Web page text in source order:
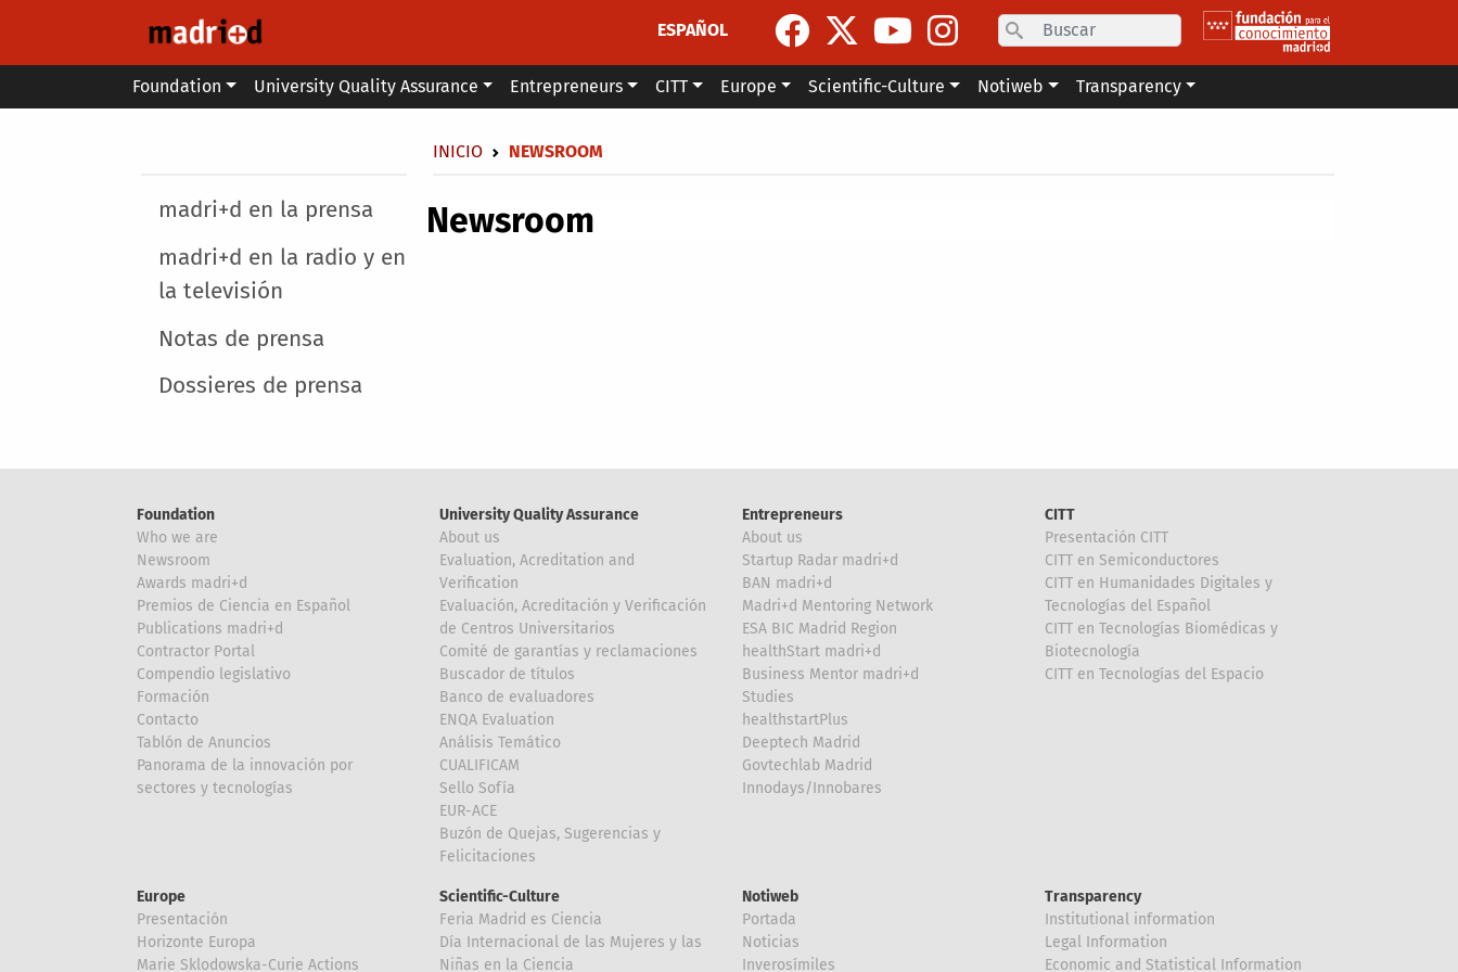
ESPAÑOL
Search
Main menu
Foundation University Quality Assurance Entrepreneurs CITT Europe Scientific-Culture Notiweb Transparency
Breadcrumb
INICIO NEWSROOM
Main menu
madri+d en la prensa
madri+d en la radio y en
la televisión
Notas de prensa
Dossieres de prensa
Newsroom
Foundation
Who we are
Newsroom
Awards madri+d
Premios de Ciencia en Español
Publications madri+d
Contractor Portal
Compendio legislativo
Formación
Contacto
Tablón de Anuncios
Panorama de la innovación por
sectores y tecnologías
University Quality Assurance
About us
Evaluation, Acreditation and
Verification
Evaluación, Acreditación y Verificación
de Centros Universitarios
Comité de garantías y reclamaciones
Buscador de títulos
Banco de evaluadores
ENQA Evaluation
Análisis Temático
CUALIFICAM
Sello Sofía
EUR-ACE
Buzón de Quejas, Sugerencias y
Felicitaciones
Entrepreneurs
About us
Startup Radar madri+d
BAN madri+d
Madri+d Mentoring Network
ESA BIC Madrid Region
healthStart madri+d
Business Mentor madri+d
Studies
healthstartPlus
Deeptech Madrid
Govtechlab Madrid
Innodays/Innobares
CITT
Presentación CITT
CITT en Semiconductores
CITT en Humanidades Digitales y
Tecnologías del Español
CITT en Tecnologías Biomédicas y
Biotecnología
CITT en Tecnologías del Espacio
Europe
Presentación
Horizonte Europa
Marie Sklodowska-Curie Actions
Scientific-Culture
Feria Madrid es Ciencia
Día Internacional de las Mujeres y las
Niñas en la Ciencia
Notiweb
Portada
Noticias
Inverosímiles
Transparency
Institutional information
Legal Information
Economic and Statistical Information